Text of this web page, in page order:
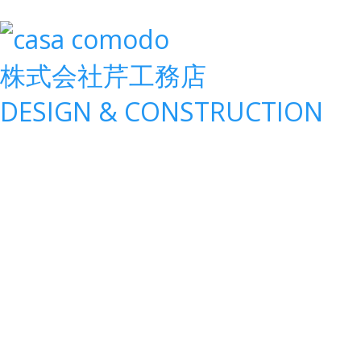
株式会社芹工務店
DESIGN & CONSTRUCTION